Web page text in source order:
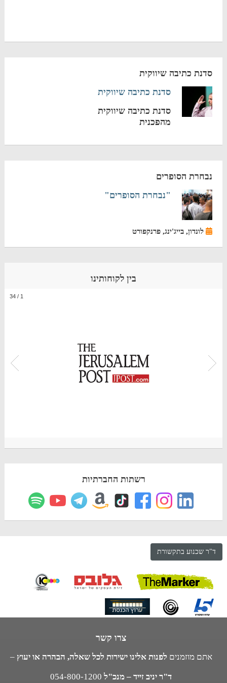
סדנת כתיבה שיווקית
סדנת כתיבה שיווקית
סדנת כתיבה שיווקית
מהפכנית
נבחרת הסופרים
"נבחרת הסופרים"
לונדון, בייג'ינג, פרנקפורט
בין לקוחותינו
1
/
34
רשתות החברתיות
ד"ר שכנוע בתקשורת
צרו קשר
אתם מוזמנים לפנות אלינו ישירות לכל שאלה, הבהרה או יעוץ –
ד"ר יניב זייד – מנכ"ל 054-800-1200